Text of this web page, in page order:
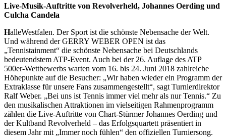
Live-Musik-Auftritte von Revolverheld, Johannes Oerding und
Culcha Candela
HalleWestfalen. Der Sport ist die schönste Nebensache der Welt.
Und während der GERRY WEBER OPEN ist das
„Tennistainment“ die schönste Nebensache bei Deutschlands
bedeutendstem ATP-Event. Auch bei der 26. Auflage des ATP
500er-Wettbewerbs warten vom 16. bis 24. Juni 2018 zahlreiche
Höhepunkte auf die Besucher: „Wir haben wieder ein Programm der
Extraklasse für unsere Fans zusammengestellt“, sagt Turnierdirektor
Ralf Weber. „Bei uns ist Tennis immer viel mehr als nur Tennis.“ Zu
den musikalischen Attraktionen im vielseitigen Rahmenprogramm
zählen die Live-Auftritte von Chart-Stürmer Johannes Oerding und
der Kultband Revolverheld – das Erfolgsquartett präsentiert in
diesem Jahr mit „Immer noch fühlen“ den offiziellen Turniersong.